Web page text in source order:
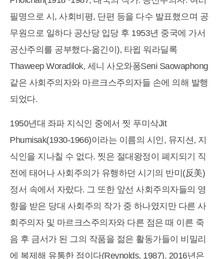
필명으로 시, 사회비평, 단편 등을 다수 발표했으며 공
무원으로 일하다 공산당 입당 후 1953년 중국에 가서
공산주의를 공부했다-옮긴이), 타윕 워라딜록
Thaweep Woradilok, 세니 사오와퐁Seni Saowaphong
같은 사회주의자와 마르크스주의자들 손에 의해 발행
되었다.
1950년대 좌파 지식인 중에서 찟 푸미삭Jit
Phumisak(1930-1966)이라는 이름의 시인, 뮤지션, 지
식인을 지나칠 수 없다. 찟은 절대왕정이 폐지되기 직
전에 태어나 사회주의가 유행하던 시기의 반미(反美)
정서 속에서 자랐다. 그 또한 앞선 사회주의자들의 영
향을 받은 당대 사회주의 작가 중 하나였지만 다른 사
회주의자 및 마르크스주의자와 다른 점은 때 이른 죽
음 후 금서가 된 그의 작품을 젊은 활동가들이 비밀리
에 복제해 유통한 점이다(Reynolds, 1987). 2016년은